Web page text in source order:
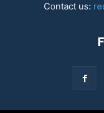
Contact us: